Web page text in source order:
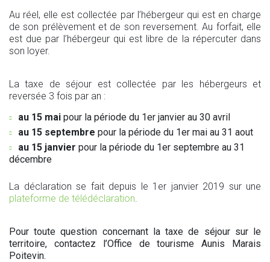
Au réel, elle est collectée par l’hébergeur qui est en charge
de son prélèvement et de son reversement. Au forfait, elle
est due par l’hébergeur qui est libre de la répercuter dans
son loyer.
La taxe de séjour est collectée par les hébergeurs et
reversée 3 fois par an :
au 15 mai pour la période du 1er janvier au 30 avril
au 15 septembre pour la période du 1er mai au 31 aout
au 15 janvier pour la période du 1er septembre au 31
décembre
La déclaration se fait depuis le 1er janvier 2019 sur une
plateforme de télédéclaration.
Pour toute question concernant la taxe de séjour sur le
territoire, contactez l’Office de tourisme Aunis Marais
Poitevin.